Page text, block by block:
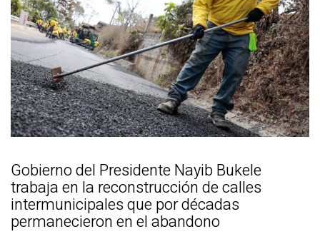
Gobierno del Presidente Nayib Bukele
trabaja en la reconstrucción de calles
intermunicipales que por décadas
permanecieron en el abandono